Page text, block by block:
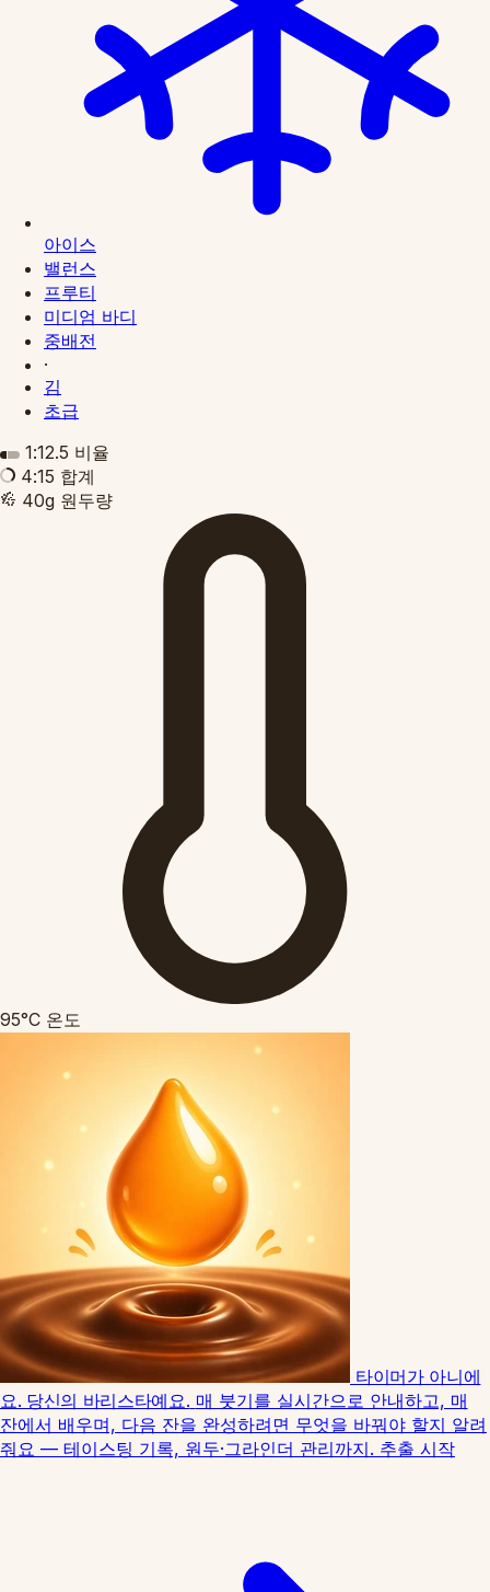
아이스
밸런스
프루티
미디엄 바디
중배전
·
김
초급
1:12.5 비율
4:15 합계
40g 원두량
95°C 온도
타이머가 아니에
요. 당신의 바리스타예요. 매 붓기를 실시간으로 안내하고, 매
잔에서 배우며, 다음 잔을 완성하려면 무엇을 바꿔야 할지 알려
줘요 — 테이스팅 기록, 원두·그라인더 관리까지. 추출 시작